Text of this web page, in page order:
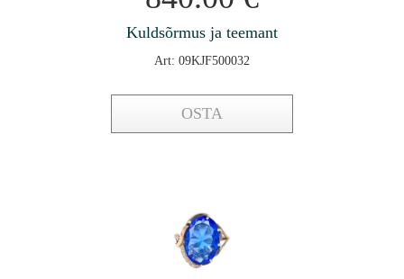
Kuldsõrmus ja teemant
Art: 09KJF500032
OSTA